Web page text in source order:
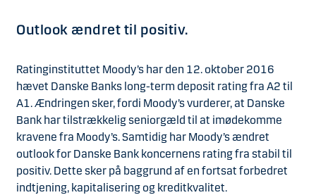
Outlook ændret til positiv.
Ratinginstituttet Moody’s har den 12. oktober 2016
hævet Danske Banks long-term deposit rating fra A2 til
A1. Ændringen sker, fordi Moody’s vurderer, at Danske
Bank har tilstrækkelig seniorgæld til at imødekomme
kravene fra Moody’s. Samtidig har Moody’s ændret
outlook for Danske Bank koncernens rating fra stabil til
positiv. Dette sker på baggrund af en fortsat forbedret
indtjening, kapitalisering og kreditkvalitet.